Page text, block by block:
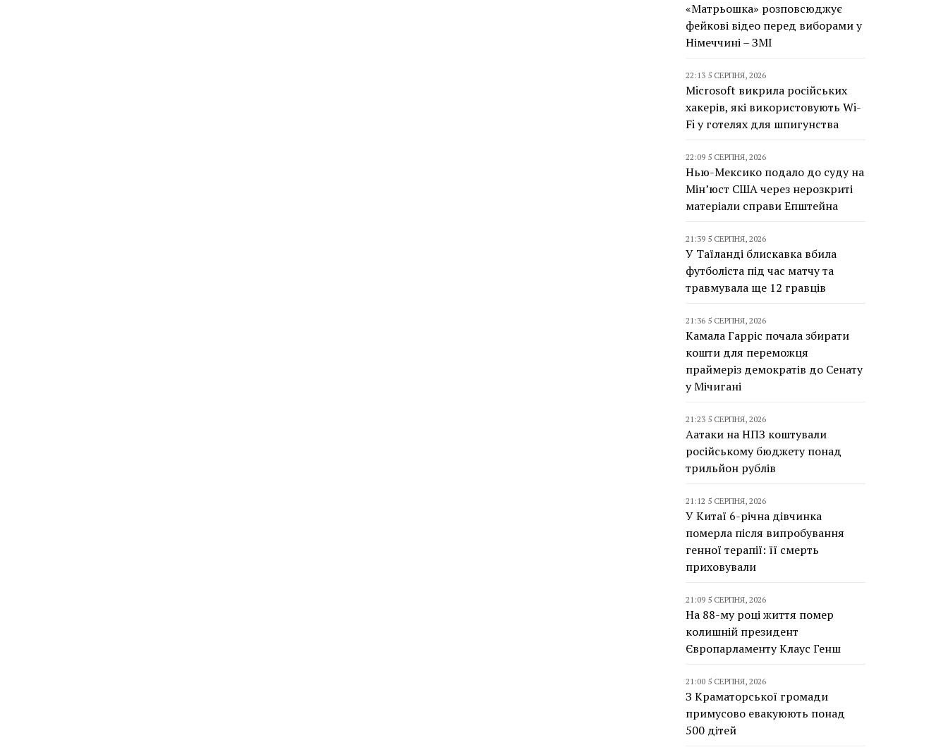
«Матрьошка» розповсюджує
фейкові відео перед виборами у
Німеччині – ЗМІ
22:13 5 СЕРПНЯ, 2026
Microsoft викрила російських
хакерів, які використовують Wi-
Fi у готелях для шпигунства
22:09 5 СЕРПНЯ, 2026
Нью-Мексико подало до суду на
Мін’юст США через нерозкриті
матеріали справи Епштейна
21:39 5 СЕРПНЯ, 2026
У Таїланді блискавка вбила
футболіста під час матчу та
травмувала ще 12 гравців
21:36 5 СЕРПНЯ, 2026
Камала Гарріс почала збирати
кошти для переможця
праймеріз демократів до Сенату
у Мічигані
21:23 5 СЕРПНЯ, 2026
Аатаки на НПЗ коштували
російському бюджету понад
трильйон рублів
21:12 5 СЕРПНЯ, 2026
У Китаї 6-річна дівчинка
померла після випробування
генної терапії: її смерть
приховували
21:09 5 СЕРПНЯ, 2026
На 88-му році життя помер
колишній президент
Європарламенту Клаус Генш
21:00 5 СЕРПНЯ, 2026
З Краматорської громади
примусово евакуюють понад
500 дітей